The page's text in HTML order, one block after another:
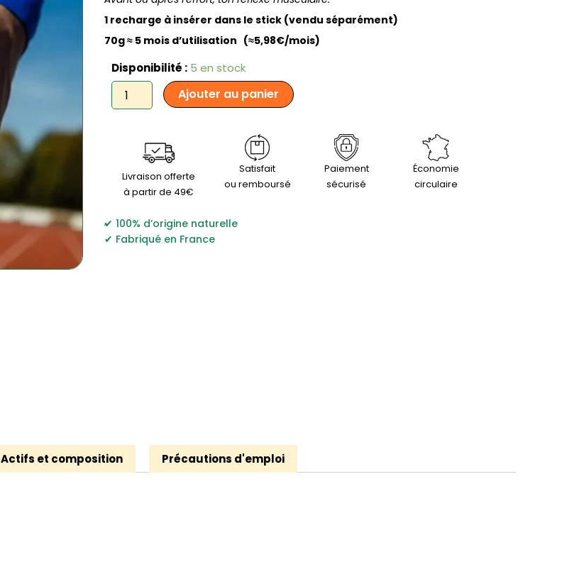
1 recharge à insérer dans le stick (vendu séparément)
70g ≈ 5 mois d’utilisation (≈5,98€/mois)
Disponibilité : 5 en stock
quantité
de
Izom
Athlétique
chauffant
100%
d'origine
-
Recharge
Ajouter au panier
Livraison offerte
à partir de 49€
Satisfait
ou remboursé
Paiement
sécurisé
Économie
circulaire
100% d’origine naturelle
,
Fabriqué en France
Actifs et composition Précautions d'emploi